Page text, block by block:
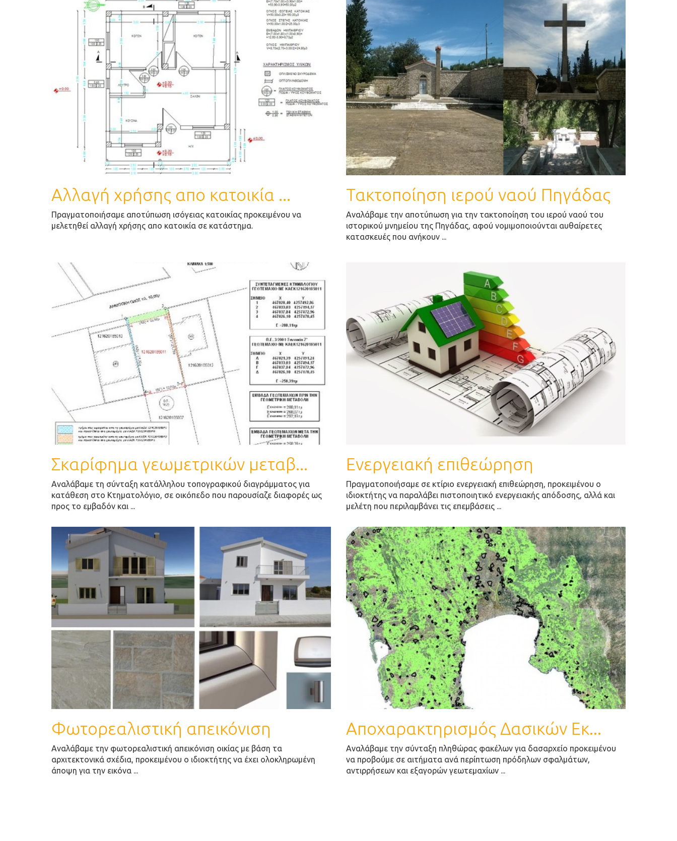
Αλλαγή χρήσης απο κατοικία ...
Πραγματοποιήσαμε αποτύπωση ισόγειας κατοικίας προκειμένου να
μελετηθεί αλλαγή χρήσης απο κατοικία σε κατάστημα.
Τακτοποίηση ιερού ναού Πηγάδας
Αναλάβαμε την αποτύπωση για την τακτοποίηση του ιερού ναού του
ιστορικού μνημείου της Πηγάδας, αφού νομιμοποιούνται αυθαίρετες
κατασκευές που ανήκουν ...
Σκαρίφημα γεωμετρικών μεταβ...
Αναλάβαμε τη σύνταξη κατάλληλου τοπογραφικού διαγράμματος για
κατάθεση στο Κτηματολόγιο, σε οικόπεδο που παρουσίαζε διαφορές ως
προς το εμβαδόν και ...
Ενεργειακή επιθεώρηση
Πραγματοποιήσαμε σε κτίριο ενεργειακή επιθεώρηση, προκειμένου ο
ιδιοκτήτης να παραλάβει πιστοποιητικό ενεργειακής απόδοσης, αλλά και
μελέτη που περιλαμβάνει τις επεμβάσεις ...
Φωτορεαλιστική απεικόνιση
Αναλάβαμε την φωτορεαλιστική απεικόνιση οικίας με βάση τα
αρχιτεκτονικά σχέδια, προκειμένου ο ιδιοκτήτης να έχει ολοκληρωμένη
άποψη για την εικόνα ...
Αποχαρακτηρισμός Δασικών Εκ...
Αναλάβαμε την σύνταξη πληθώρας φακέλων για δασαρχείο προκειμένου
να προβούμε σε αιτήματα ανά περίπτωση πρόδηλων σφαλμάτων,
αντιρρήσεων και εξαγορών γεωτεμαχίων ...